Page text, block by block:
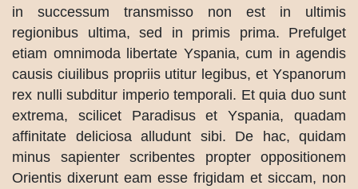
in successum transmisso non est in ultimis
regionibus ultima, sed in primis prima. Prefulget
etiam omnimoda libertate Yspania, cum in agendis
causis ciuilibus propriis utitur legibus, et Yspanorum
rex nulli subditur imperio temporali. Et quia duo sunt
extrema, scilicet Paradisus et Yspania, quadam
affinitate deliciosa alludunt sibi. De hac, quidam
minus sapienter scribentes propter oppositionem
Orientis dixerunt eam esse frigidam et siccam, non